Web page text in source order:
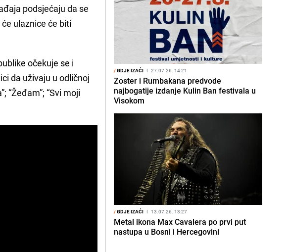
podsjećaju da se
će ulaznice će biti
očekuje se i
da uživaju u odličnoj
“Žeđam”; “Svi moji
/GDJE IZAĆI I 27.07.26. 14:21
Zoster i Rumbakana predvode
najbogatije izdanje Kulin Ban festivala u
Visokom
/GDJE IZAĆI I 13.07.26. 13:27
Metal ikona Max Cavalera po prvi put
nastupa u Bosni i Hercegovini